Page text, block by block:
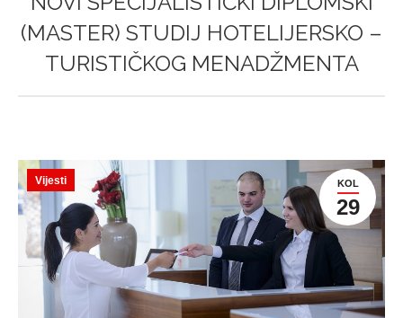
(MASTER) STUDIJ HOTELIJERSKO –
TURISTIČKOG MENADŽMENTA
KOL
29
Vijesti